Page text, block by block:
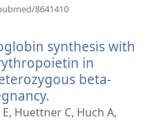
8641410
synthesis with
in
beta-
nové
Huettner C, Huch A,